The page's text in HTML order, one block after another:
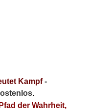
Kampf-
.
der Wahrheit,